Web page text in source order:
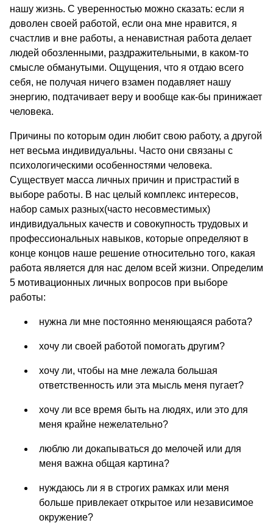
нашу жизнь. С уверенностью можно сказать: если я
доволен своей работой, если она мне нравится, я
счастлив и вне работы, а ненавистная работа делает
людей обозленными, раздражительными, в каком-то
смысле обманутыми. Ощущения, что я отдаю всего
себя, не получая ничего взамен подавляет нашу
энергию, подтачивает веру и вообще как-бы принижает
человека.
Причины по которым один любит свою работу, а другой
нет весьма индивидуальны. Часто они связаны с
психологическими особенностями человека.
Существует масса личных причин и пристрастий в
выборе работы. В нас целый комплекс интересов,
набор самых разных(часто несовместимых)
индивидуальных качеств и совокупность трудовых и
профессиональных навыков, которые определяют в
конце концов наше решение относительно того, какая
работа является для нас делом всей жизни. Определим
5 мотивационных личных вопросов при выборе
работы:
нужна ли мне постоянно меняющаяся работа?
хочу ли своей работой помогать другим?
хочу ли, чтобы на мне лежала большая
ответственность или эта мысль меня пугает?
хочу ли все время быть на людях, или это для
меня крайне нежелательно?
люблю ли докапываться до мелочей или для
меня важна общая картина?
нуждаюсь ли я в строгих рамках или меня
больше привлекает открытое или независимое
окружение?